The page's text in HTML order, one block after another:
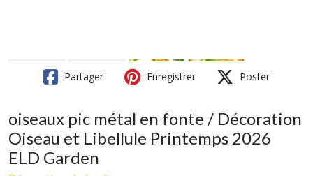
Partager Enregistrer Poster
oiseaux pic métal en fonte / Décoration
Oiseau et Libellule Printemps 2026
ELD Garden